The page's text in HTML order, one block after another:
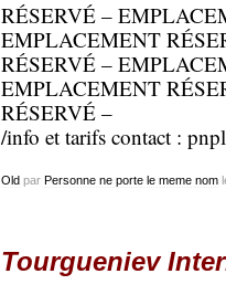
RÉSERVÉ –
EMPLACEMENT
RÉSERVÉ –
EMPLACEMENT
RÉSERVÉ –
/info et tarifs contact :
Oldpar Personne ne porte le meme nom
Tourgueniev